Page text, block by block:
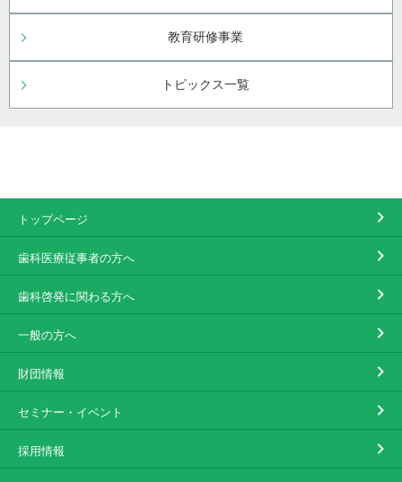
教育研修事業
トピックス一覧
トップページ
歯科医療従事者の方へ
歯科啓発に関わる方へ
一般の方へ
財団情報
セミナー・イベント
採用情報